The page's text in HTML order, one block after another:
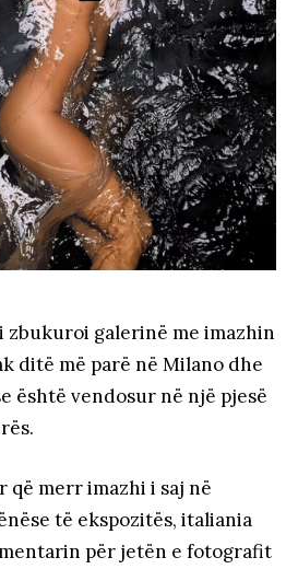
zbukuroi galerinë me imazhin
ditë më parë në Milano dhe
është vendosur në një pjesë
që merr imazhi i saj në
të ekspozitës, italiania
për jetën e fotografit